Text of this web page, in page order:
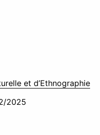
et d’Ethnographie
2025